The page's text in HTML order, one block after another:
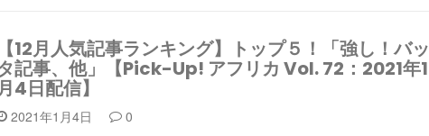
【12月人気記事ランキング】トップ５！「強し！バッ
記事、他」【Pick-Up! アフリカ Vol. 72：2021年1
4日配信】
2021年1月4日 0